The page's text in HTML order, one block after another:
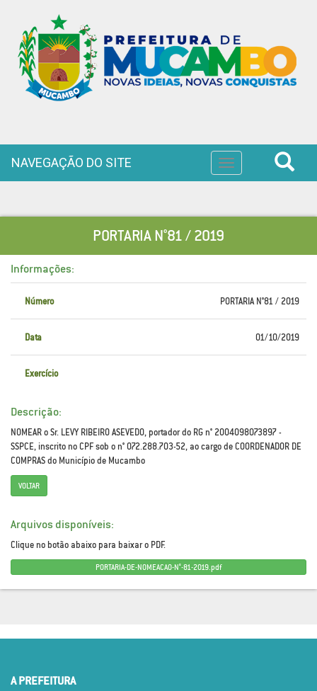
Toggle
navigation
NAVEGAÇÃO DO SITE
PORTARIA N°81 / 2019
Informações:
Número PORTARIA N°81 / 2019
Data 01/10/2019
Exercício
Descrição:
NOMEAR o Sr. LEVY RIBEIRO ASEVEDO, portador do RG n° 2004098073897 -
SSPCE, inscrito no CPF sob o n° 072.288.703-52, ao cargo de COORDENADOR DE
COMPRAS do Município de Mucambo
VOLTAR
Arquivos disponíveis:
Clique no botão abaixo para baixar o PDF.
PORTARIA-DE-NOMEACAO-N°-81-2019.pdf
A PREFEITURA